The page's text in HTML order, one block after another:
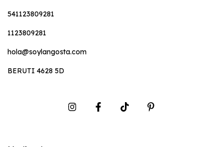
541123809281
1123809281
hola@soylangosta.com
BERUTI 4628 5D